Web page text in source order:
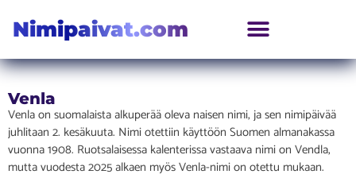
Nimipaivat.com
Venla
Venla on suomalaista alkuperää oleva naisen nimi, ja sen nimipäivää
juhlitaan 2. kesäkuuta. Nimi otettiin käyttöön Suomen almanakassa
vuonna 1908. Ruotsalaisessa kalenterissa vastaava nimi on Vendla,
mutta vuodesta 2025 alkaen myös Venla-nimi on otettu mukaan.